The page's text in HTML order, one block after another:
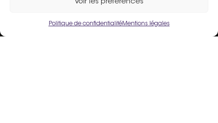
Voir les préférences
Politique de confidentialitéMentions légales
Un site fièrement propulsé parFlers Agglo.